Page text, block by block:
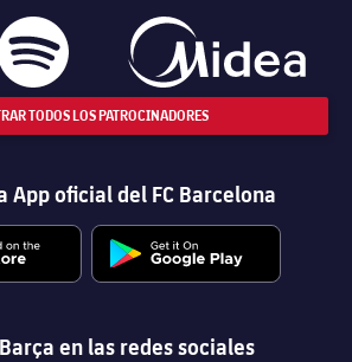
TODOS LOS PATROCINADORES
App oficial del FC Barcelona
en las redes sociales